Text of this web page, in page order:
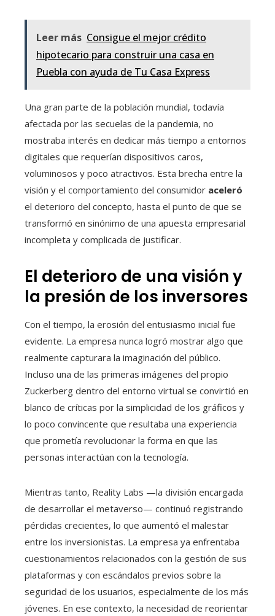
Leer más Consigue el mejor crédito
hipotecario para construir una casa en
Puebla con ayuda de Tu Casa Express
Una gran parte de la población mundial, todavía
afectada por las secuelas de la pandemia, no
mostraba interés en dedicar más tiempo a entornos
digitales que requerían dispositivos caros,
voluminosos y poco atractivos. Esta brecha entre la
visión y el comportamiento del consumidor aceleró
el deterioro del concepto, hasta el punto de que se
transformó en sinónimo de una apuesta empresarial
incompleta y complicada de justificar.
El deterioro de una visión y
la presión de los inversores
Con el tiempo, la erosión del entusiasmo inicial fue
evidente. La empresa nunca logró mostrar algo que
realmente capturara la imaginación del público.
Incluso una de las primeras imágenes del propio
Zuckerberg dentro del entorno virtual se convirtió en
blanco de críticas por la simplicidad de los gráficos y
lo poco convincente que resultaba una experiencia
que prometía revolucionar la forma en que las
personas interactúan con la tecnología.
Mientras tanto, Reality Labs —la división encargada
de desarrollar el metaverso— continuó registrando
pérdidas crecientes, lo que aumentó el malestar
entre los inversionistas. La empresa ya enfrentaba
cuestionamientos relacionados con la gestión de sus
plataformas y con escándalos previos sobre la
seguridad de los usuarios, especialmente de los más
jóvenes. En ese contexto, la necesidad de reorientar